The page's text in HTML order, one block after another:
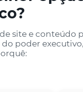
site e conteúdo
poder